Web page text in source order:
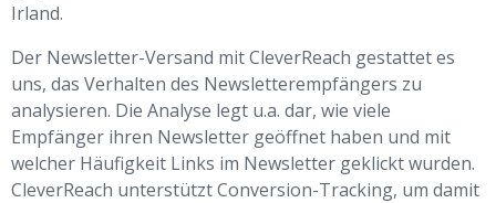
Irland.
Der Newsletter-Versand mit CleverReach gestattet es
uns, das Verhalten des Newsletterempfängers zu
analysieren. Die Analyse legt u.a. dar, wie viele
Empfänger ihren Newsletter geöffnet haben und mit
welcher Häufigkeit Links im Newsletter geklickt wurden.
CleverReach unterstützt Conversion-Tracking, um damit